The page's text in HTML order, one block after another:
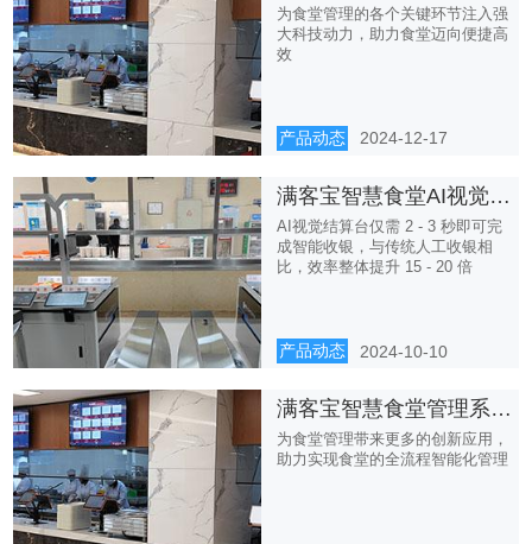
为食堂管理的各个关键环节注入强
大科技动力，助力食堂迈向便捷高
效
产品动态 2024-12-17
满客宝智慧食堂AI视觉识别，引领团餐结算新趋势
AI视觉结算台仅需 2 - 3 秒即可完
成智能收银，与传统人工收银相
比，效率整体提升 15 - 20 倍
产品动态 2024-10-10
满客宝智慧食堂管理系统，详解人脸识别的应用
为食堂管理带来更多的创新应用，
助力实现食堂的全流程智能化管理